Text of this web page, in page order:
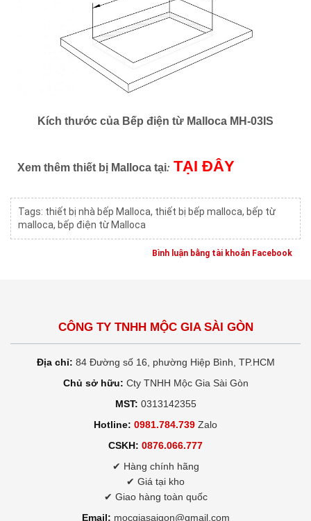
Kích thước của Bếp điện từ Malloca MH-03IS
Xem thêm thiết bị Malloca tại: TẠI ĐÂY
Tags: thiết bị nhà bếp Malloca, thiết bị bếp malloca, bếp từ
malloca, bếp điện từ Malloca
Bình luận bằng tài khoản Facebook
CÔNG TY TNHH MỘC GIA SÀI GÒN
Địa chỉ: 84 Đường số 16, phường Hiệp Bình, TP.HCM
Chủ sở hữu: Cty TNHH Mộc Gia Sài Gòn
MST: 0313142355
Hotline: 0981.784.739 Zalo
CSKH: 0876.066.777
✔ Hàng chính hãng
✔ Giá tại kho
✔ Giao hàng toàn quốc
Email: mocgiasaigon@gmail.com